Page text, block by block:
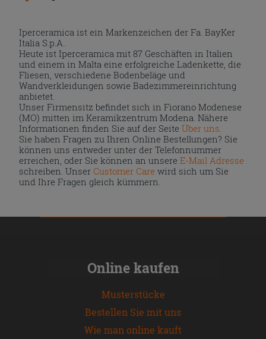
Iperceramica ist ein Markenzeichen der Fa. BayKer
Italia S.p.A..
Heute ist Iperceramica mit 87 Geschäften in Italien
und einem in Malta eine erfolgreiche Ladenkette, die
Fliesen, verschiedene Bodenbeläge und
Wandverkleidungen sowie Badezimmereinrichtung
anbietet.
Unser Firmensitz befindet sich in Fiorano Modenese
(MO) mitten im Keramikzentrum Modena. Nähere
Informationen finden Sie auf der Seite Über uns
Sie haben Fragen zu Ihren Online Bestellungen? Sie
können uns entweder unter der Telefonnummer
erreichen, oder Sie können an unsereE-Mail Adresse
schreiben. UnserCustomer Care wird sich um Sie
und Ihre Fragen gleich kümmern.
Online kaufen
Musterstücke
Bestellen Sie mit uns
Wie man online kauft